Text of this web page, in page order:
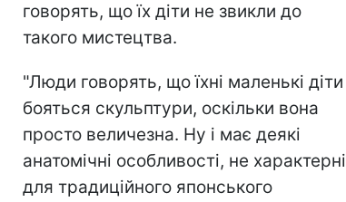
говорять, що їх діти не звикли до
такого мистецтва.
"Люди говорять, що їхні маленькі діти
бояться скульптури, оскільки вона
просто величезна. Ну і має деякі
анатомічні особливості, не характерні
для традиційного японського